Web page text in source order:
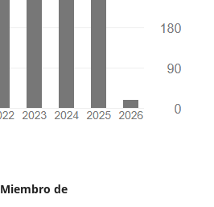
Miembro de